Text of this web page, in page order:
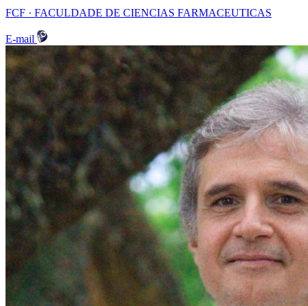
FCF · FACULDADE DE CIENCIAS FARMACEUTICAS
E-mail